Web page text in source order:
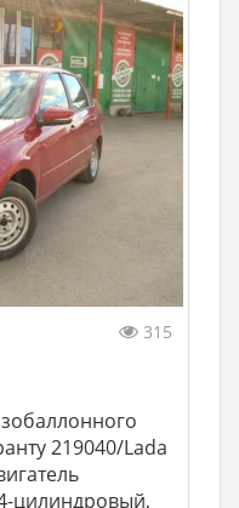
315
219040/Lada
цилиндровый,